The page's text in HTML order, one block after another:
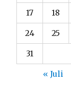
17 18
24 25
31
« Juli